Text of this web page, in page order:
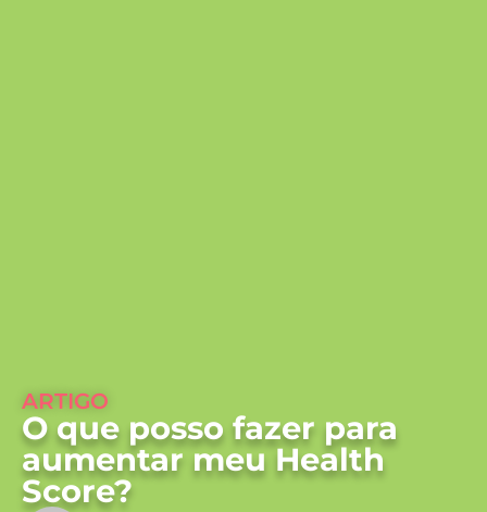
ARTIGO
O que posso fazer para
aumentar meu Health
Score?